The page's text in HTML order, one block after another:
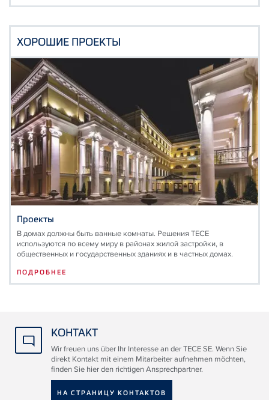
ХОРОШИЕ ПРОЕКТЫ
Проекты
В домах должны быть ванные комнаты. Решения TECE
используются по всему миру в районах жилой застройки, в
общественных и государственных зданиях и в частных домах.
ПОДРОБНЕЕ
КОНТАКТ
Wir freuen uns über Ihr Interesse an der TECE SE. Wenn Sie
direkt Kontakt mit einem Mitarbeiter aufnehmen möchten,
finden Sie hier den richtigen Ansprechpartner.
НА СТРАНИЦУ КОНТАКТОВ